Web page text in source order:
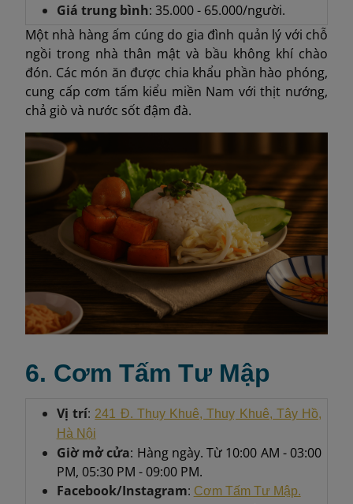
Giá trung bình: 35.000 - 65.000/người.
Một nhà hàng ấm cúng do gia đình quản lý với chỗ
ngồi trong nhà thân mật và bầu không khí chào
đón. Các món ăn được chia khẩu phần hào phóng,
cung cấp cơm tấm kiểu miền Nam với thịt nướng,
chả giò và nước sốt đậm đà.
6. Cơm Tấm Tư Mập
Vị trí: 241 Đ. Thụy Khuê, Thuỵ Khuê, Tây Hồ,
Hà Nội
Giờ mở cửa: Hàng ngày. Từ 10:00 AM - 03:00
PM, 05:30 PM - 09:00 PM.
Facebook/Instagram: Cơm Tấm Tư Mập.